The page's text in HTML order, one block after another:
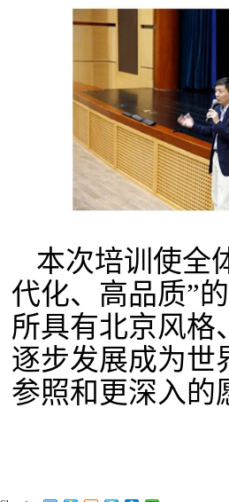
本次培训使全
代化、高品质”
所具有北京风格
逐步发展成为世
参照和更深入的